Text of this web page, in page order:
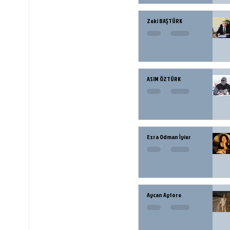
Zeki BAŞTÜRK
ASIM ÖZTÜRK
Esra Odman İyier
Aycan Aytore